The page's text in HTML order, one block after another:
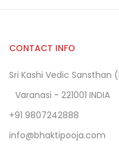
CONTACT INFO
Sri Kashi Vedic
Varanasi - 221001 INDIA
+91 9807242888
info@bhaktipooja.com